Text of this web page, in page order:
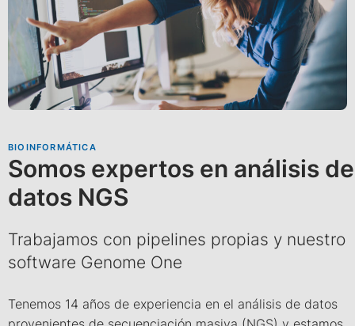
BIOINFORMÁTICA
Somos expertos en análisis de
datos NGS
Trabajamos con pipelines propias y nuestro
software Genome One
Tenemos 14 años de experiencia en el análisis de datos